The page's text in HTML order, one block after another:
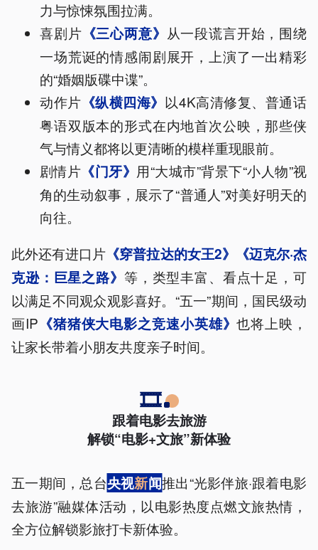
力与惊悚氛围拉满。
喜剧片 《三心两意》 从一段谎言开始，围绕
一场荒诞的情感闹剧展开，上演了一出精彩
的“婚姻版碟中谍”。
动作片 《纵横四海》 以4K高清修复、普通话
粤语双版本的形式在内地首次公映，那些侠
气与情义都将以更清晰的模样重现眼前。
剧情片 《门牙》 用“大城市”背景下“小人物”视
角的生动叙事，展示了“普通人”对美好明天的
向往。
此外还有进口片 《穿普拉达的女王2》
《迈克尔·杰
克逊：巨星之路》 等，类型丰富、看点十足，可
以满足不同观众观影喜好。“五一”期间，国民级动
画IP 《猪猪侠大电影之竞速小英雄》也将上映，
让家长带着小朋友共度亲子时间。
🎞️
跟着电影去旅游
解锁“电影+文旅”新体验
五一期间，总台央视新闻推出“光影伴旅·跟着电影
去旅游”融媒体活动，以电影热度点燃文旅热情，
全方位解锁影旅打卡新体验。